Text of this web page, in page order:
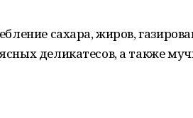
сахара, жиров,
деликатесов, а также